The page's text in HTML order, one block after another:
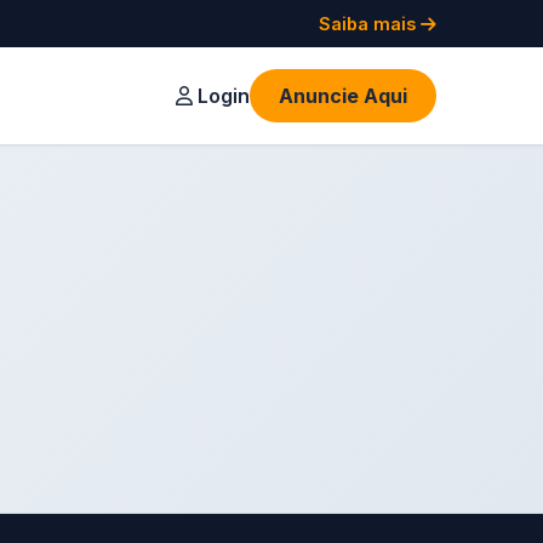
Saiba mais
Login Anuncie Aqui